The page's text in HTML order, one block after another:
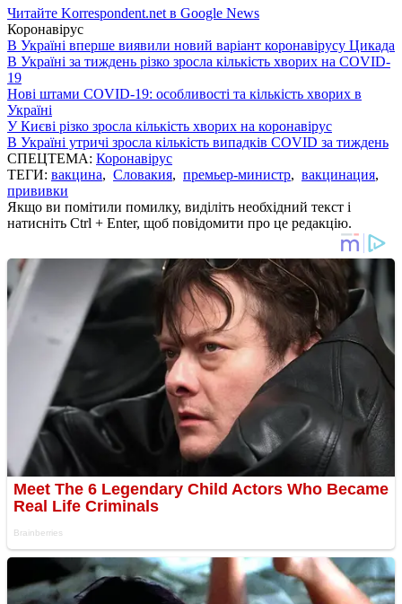
Читайте Korrespondent.net в Google News
Коронавірус
В Україні вперше виявили новий варіант коронавірусу Цикада
В Україні за тиждень різко зросла кількість хворих на COVID-
19
Нові штами COVID-19: особливості та кількість хворих в
Україні
У Києві різко зросла кількість хворих на коронавірус
В Україні утричі зросла кількість випадків COVID за тиждень
СПЕЦТЕМА: Коронавірус
ТЕГИ: вакцина, Словакия, премьер-министр, вакцинация,
прививки
Якщо ви помітили помилку, виділіть необхідний текст і
натисніть Ctrl + Enter, щоб повідомити про це редакцію.